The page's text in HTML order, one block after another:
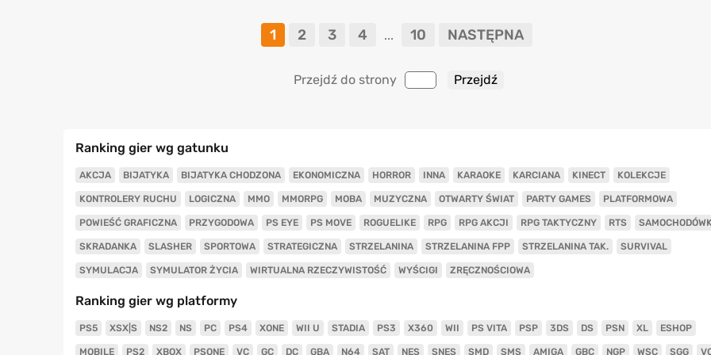
1 2 3 4 ... 10 NASTĘPNA
Przejdź do strony
Ranking gier wg gatunku
AKCJA BIJATYKA BIJATYKA CHODZONA EKONOMICZNA HORROR INNA KARAOKE KARCIANA KINECT KOLEKCJE
KONTROLERY RUCHU LOGICZNA MMO MMORPG MOBA MUZYCZNA OTWARTY ŚWIAT PARTY GAMES PLATFORMOWA
POWIEŚĆ GRAFICZNA PRZYGODOWA PS EYE PS MOVE ROGUELIKE RPG RPG AKCJI RPG TAKTYCZNY RTS
SKRADANKA SLASHER SPORTOWA STRATEGICZNA STRZELANINA STRZELANINA FPP STRZELANINA TAK. SURVIVAL
SYMULACJA SYMULATOR ŻYCIA WIRTUALNA RZECZYWISTOŚĆ WYŚCIGI ZRĘCZNOŚCIOWA
Ranking gier wg platformy
PS5 XSX|S NS2 NS PC PS4 XONE WII U STADIA PS3 X360 WII PS VITA PSP 3DS DS PSN XL ESHOP
MOBILE PS2 XBOX PSONE VC GC DC GBA N64 SAT NES SNES SMD SMS AMIGA GBC NGP WSC SGG